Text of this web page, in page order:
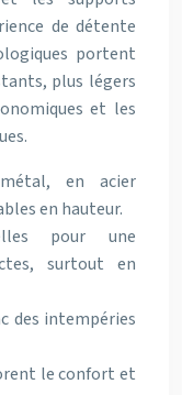
de détente
portent
plus légers
et les
en acier
en hauteur.
pour une
surtout en
des intempéries
le confort et